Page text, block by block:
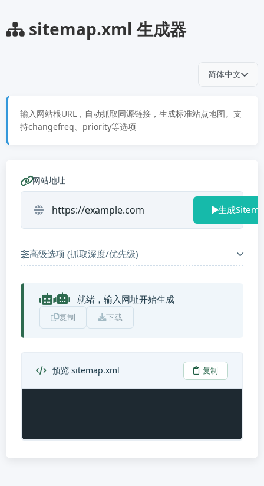
sitemap.xml 生成器
简体中文
输入网站根URL，自动抓取同源链接，生成标准站点地图。支
持changefreq、priority等选项
网站地址
生成
高级选项 (抓取深度/优先级)
就绪，输入网址开始生成
复制 下载
预览 sitemap.xml 复制